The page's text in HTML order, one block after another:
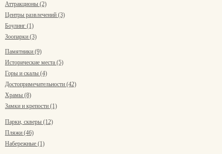
Аттракционы (2)
Центры развлечений (3)
Боулинг (1)
Зоопарки (3)
Памятники (9)
Исторические места (5)
Горы и скалы (4)
Достопримечательности (42)
Храмы (8)
Замки и крепости (1)
Парки, скверы (12)
Пляжи (46)
Набережные (1)